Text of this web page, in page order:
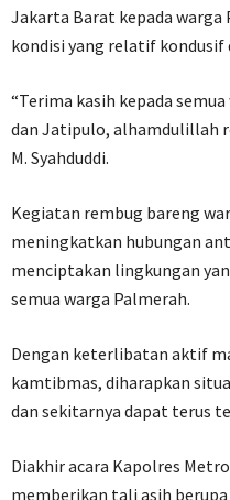
Jakarta Barat kepada
kondisi yang relatif kondusif
“Terima kasih kepada
dan Jatipulo, alhamdulillah
M. Syahduddi.
Kegiatan rembug bareng
meningkatkan hubungan
menciptakan lingkungan
semua warga Palmerah.
Dengan keterlibatan aktif
kamtibmas, diharapkan
dan sekitarnya dapat terus
Diakhir acara Kapolres
memberikan tali asih